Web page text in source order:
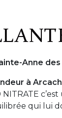
Anne
à
NITRATE
qui lui